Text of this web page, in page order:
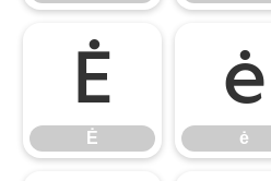
Ė
Ė
ė
ė